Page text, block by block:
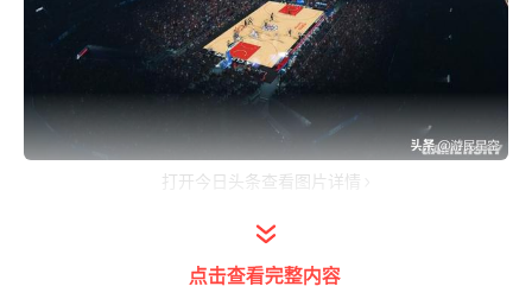
打开今日头条查看图片详情
起源，从世嘉sports到2k sports
点击查看完整内容